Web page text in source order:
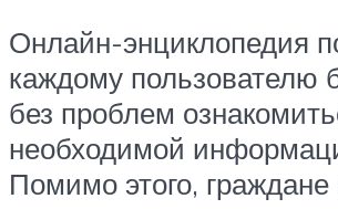
Онлайн-энциклопедия
каждому пользователю
без проблем
необходимой
Помимо этого,